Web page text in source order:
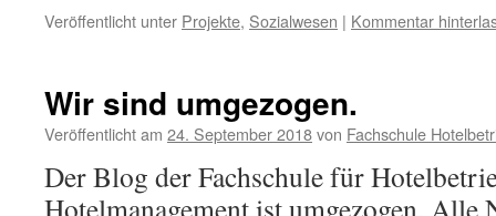
Veröffentlicht unter Projekte, Sozialwesen | Kommentar
Wir sind umgezogen.
Veröffentlicht am 24. September 2018von Fachschule
Der Blog der Fachschule für
Hotelmanagement ist umgezogen. Alle